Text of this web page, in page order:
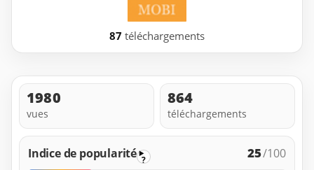
87 téléchargements
1980
vues
864
téléchargements
Indice de popularité ? 25/100